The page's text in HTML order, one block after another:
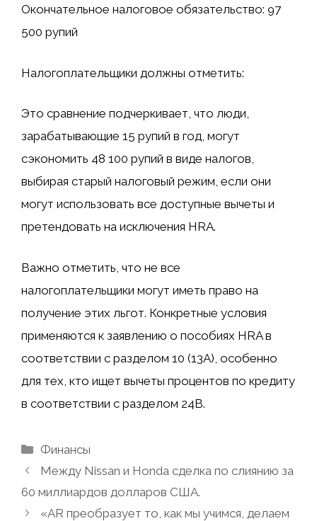
Окончательное налоговое обязательство: 97
500 рупий
Налогоплательщики должны отметить:
Это сравнение подчеркивает, что люди,
зарабатывающие 15 рупий в год, могут
сэкономить 48 100 рупий в виде налогов,
выбирая старый налоговый режим, если они
могут использовать все доступные вычеты и
претендовать на исключения HRA.
Важно отметить, что не все
налогоплательщики могут иметь право на
получение этих льгот. Конкретные условия
применяются к заявлению о пособиях HRA в
соответствии с разделом 10 (13A), особенно
для тех, кто ищет вычеты процентов по кредиту
в соответствии с разделом 24B.
Рубрики
Финансы
Между Nissan и Honda сделка по слиянию за
60 миллиардов долларов США.
«AR преобразует то, как мы учимся, делаем